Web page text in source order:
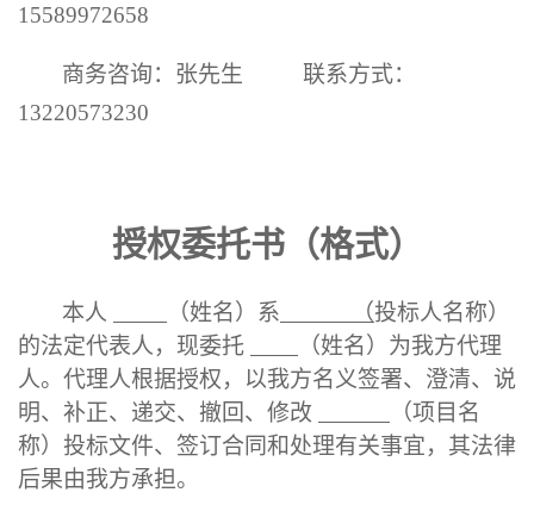
15589972658
商务咨询： 张先生
联系方式：
13220573230
授权委托书（格式）
本人 （姓名）系 （投标人名称）
的法定代表人，现委托
（姓名）为我方代理
人。代理人根据授权，以我方名义签署、澄清、说
明、补正、递交、撤回、修改
（项目名
称）投标文件、签订合同和处理有关事宜，其法律
后果由我方承担。